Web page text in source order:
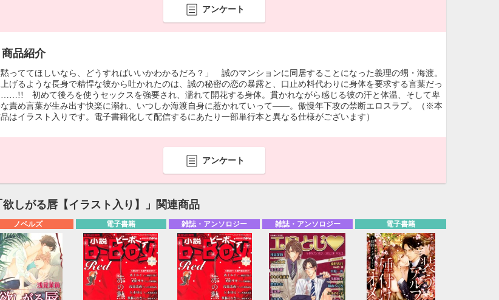
アンケート
商品紹介
黙っててほしいなら、どうすればいいかわかるだろ？」 誠のマンションに同居することになった義理の甥・海渡。
上げるような長身で精悍な彼から吐かれたのは、誠の秘密の恋の暴露と、口止め料代わりに身体を要求する言葉だっ
……!! 初めて後ろを使うセックスを強要され、濡れて開花する身体。貫かれながら感じる彼の汗と体温、そして卑
責め言葉が生み出す快楽に溺れ、いつしか海渡自身に惹かれていって――。傲慢年下攻の禁断エロスラブ。（※本
はイラスト入りです。電子書籍化して配信するにあたり一部単行本と異なる仕様がございます）
アンケート
欲しがる唇【イラスト入り】」関連商品
ノベルズ 電子書籍 雑誌・アンソロジー 雑誌・アンソロジー 電子書籍